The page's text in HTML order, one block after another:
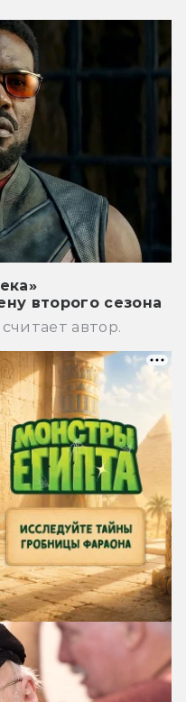
второго сезона
автор.